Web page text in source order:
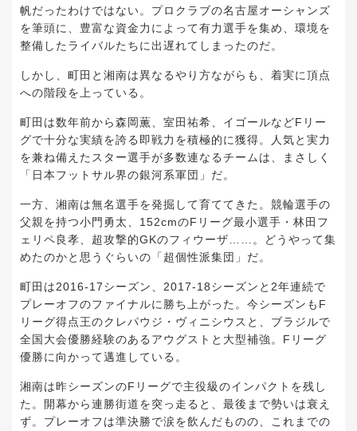
帆だったわけではない。プロクラブの名古屋オーシャンズ
を筆頭に、豊富な資金力によって有力選手を集め、環境を
整備したライバルたちに出遅れてしまったのだ。
しかし、町田と湘南は異なるやり方ながらも、着実に頂点
への階段を上っている。
町田は数年前から森岡薫、室田祐希、イゴールなどFリー
グで十分な実績を誇る即戦力を積極的に獲得。人気と実力
を兼ね備えたスター選手が多数連なるチームは、まさしく
「日本フットサル界の銀河系軍団」だ。
一方、湘南は無名選手を発掘して育ててきた。競輪選手の
父親を持つ小門勇太、152cmのFリーグ最小選手・林田フ
ェリペ良孝、超攻撃的GKのフィウーザ……。どうやって集
めたのかと思うぐらいの「超個性派集団」だ。
町田は2016-17シーズン、2017-18シーズンと2年連続で
プレーオフのファイナルに勝ち上がった。今シーズンもF
リーグ得点王のクレパウジ・ヴィニシウスと、ブラジルで
全国大会優勝経験のあるアウグストと大型補強。Fリーグ
優勝に向かって邁進している。
湘南は昨シーズンのFリーグで主役級のインパクトを残し
た。開幕から連勝街道を突っ走ると、最後まで勢いは衰え
ず。プレーオフは準決勝で涙を飲んだものの、これまでの